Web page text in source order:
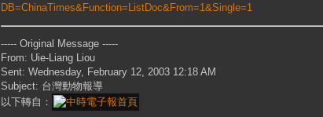
DB=ChinaTimes&Function=ListDoc&From=1&Single=1
----- Original Message -----
From: Uie-Liang Liou
Sent: Wednesday, February 12, 2003 12:18 AM
Subject: 台灣動物報導
以下轉自：